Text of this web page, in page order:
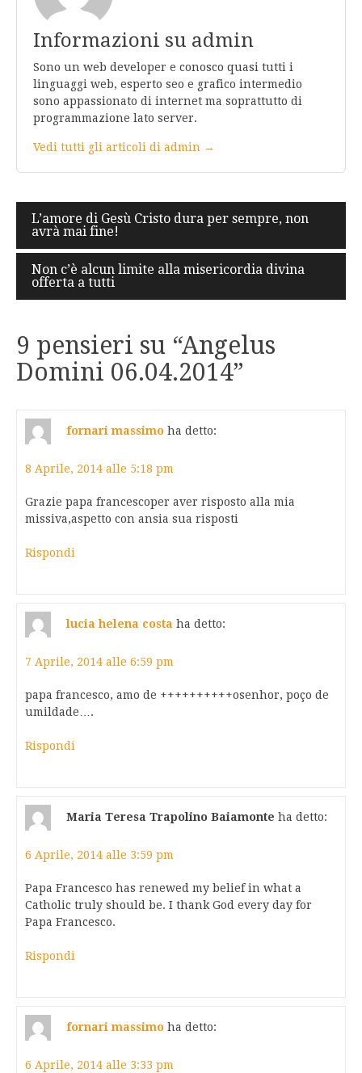
Informazioni su admin
Sono un web developer e conosco quasi tutti i
linguaggi web, esperto seo e grafico intermedio
sono appassionato di internet ma soprattutto di
programmazione lato server.
Vedi tutti gli articoli di admin →
Navigazione
articoli
L’amore di Gesù Cristo dura per sempre, non
avrà mai fine!
Non c’è alcun limite alla misericordia divina
offerta a tutti
9 pensieri su “Angelus
Domini 06.04.2014”
fornari massimo ha detto:
8 Aprile, 2014 alle 5:18 pm
Grazie papa francescoper aver risposto alla mia
missiva,aspetto con ansia sua risposti
Rispondi
lucia helena costa ha detto:
7 Aprile, 2014 alle 6:59 pm
papa francesco, amo de ++++++++++osenhor, poço de
umildade….
Rispondi
Maria Teresa Trapolino Baiamonte ha detto:
6 Aprile, 2014 alle 3:59 pm
Papa Francesco has renewed my belief in what a
Catholic truly should be. I thank God every day for
Papa Francesco.
Rispondi
fornari massimo ha detto:
6 Aprile, 2014 alle 3:33 pm